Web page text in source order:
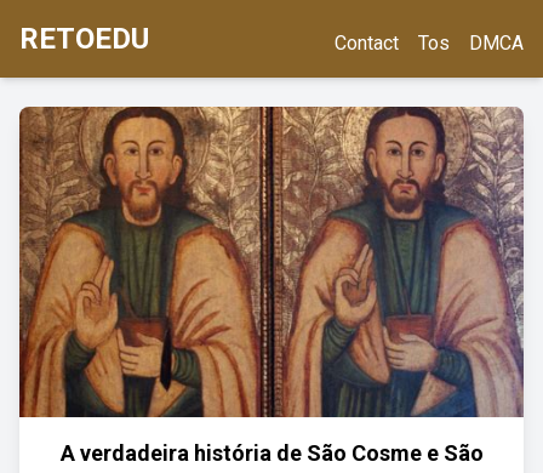
RETOEDU Contact Tos DMCA
A verdadeira história de São Cosme e São